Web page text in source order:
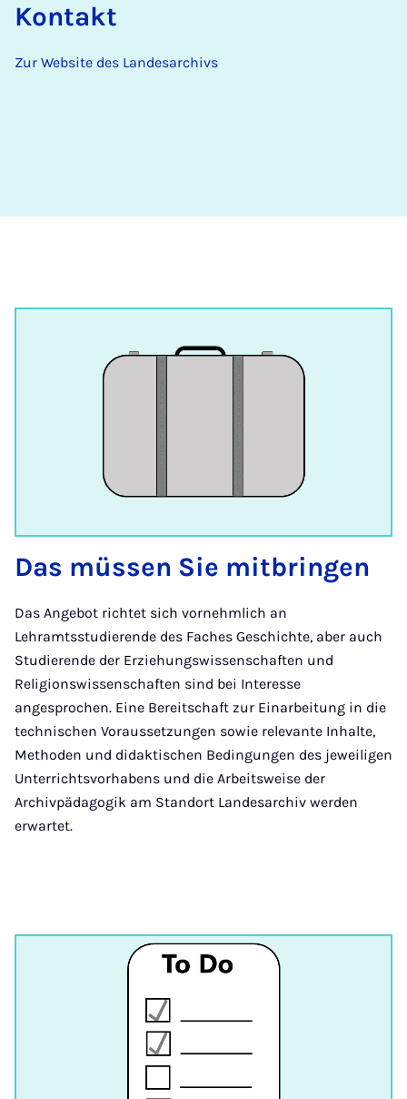
Kontakt
Zur Website des Landesarchivs
Das müssen Sie mitbringen
Das Angebot richtet sich vornehmlich an
Lehramtsstudierende des Faches Geschichte, aber auch
Studierende der Erziehungswissenschaften und
Religionswissenschaften sind bei Interesse
angesprochen. Eine Bereitschaft zur Einarbeitung in die
technischen Voraussetzungen sowie relevante Inhalte,
Methoden und didaktischen Bedingungen des jeweiligen
Unterrichtsvorhabens und die Arbeitsweise der
Archivpädagogik am Standort Landesarchiv werden
erwartet.